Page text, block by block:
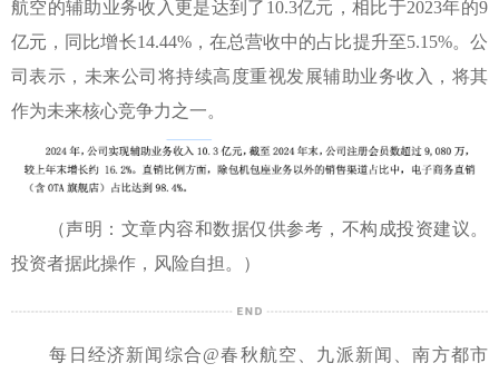
航空的辅助业务收入更是达到了10.3亿元，相比于2023年的9
亿元，同比增长14.44%，在总营收中的占比提升至5.15%。公
司表示，未来公司将持续高度重视发展辅助业务收入，将其
作为未来核心竞争力之一。
（声明：文章内容和数据仅供参考，不构成投资建议。
投资者据此操作，风险自担。）
每日经济新闻综合@春秋航空、九派新闻、南方都市